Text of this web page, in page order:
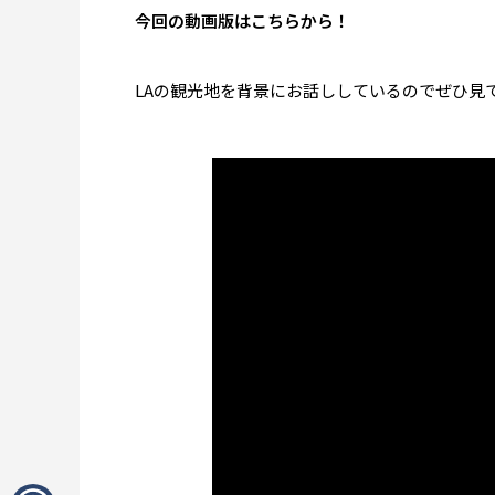
今回の動画版はこちらから！
LAの観光地を背景にお話ししているのでぜひ見